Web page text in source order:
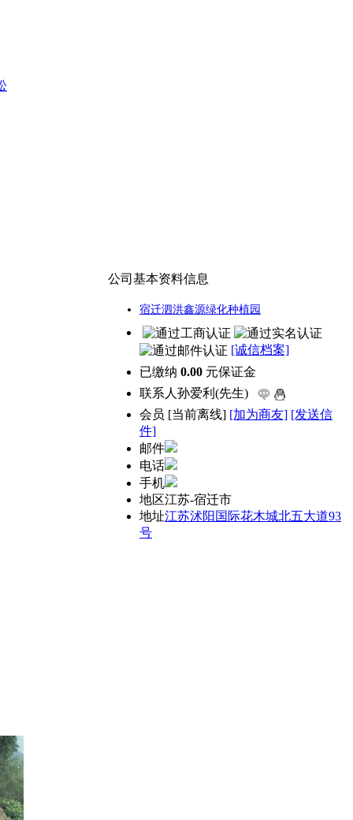
公司基本资料信息
宿迁泗洪鑫源绿化种植园
[诚信档案]
已缴纳 0.00 元保证金
联系人 孙爱利(先生)
会员 [当前离线] [加为商友] [发送信
件]
邮件
电话
手机
地区江苏-宿迁市
地址江苏沭阳国际花木城北五大道93
号